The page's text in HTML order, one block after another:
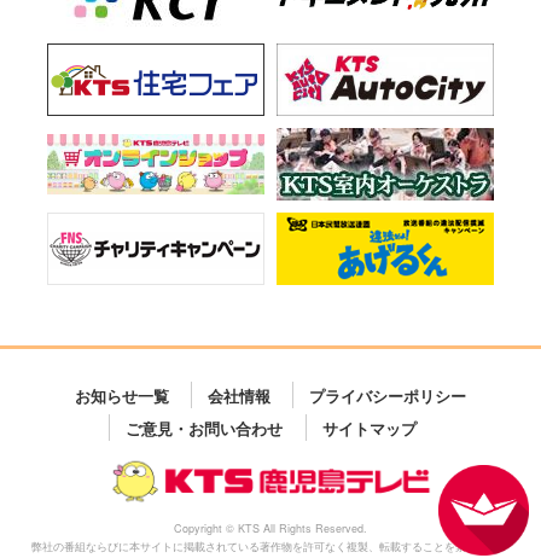
お知らせ一覧 会社情報
プライバシーポリシー
ご意見・お問い合わせ
サイトマップ
Copyright © KTS All Rights Reserved.
弊社の番組ならびに本サイトに掲載されている著作物を許可なく複製、転載することを禁じます。